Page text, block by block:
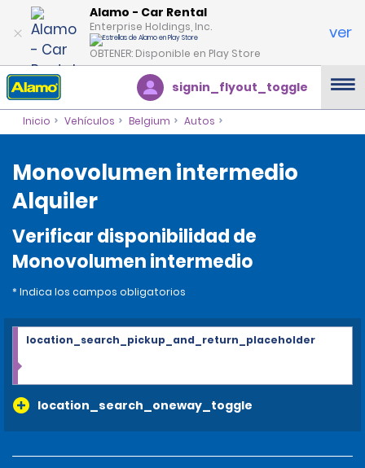
Alamo - Car Rental
Enterprise Holdings, Inc.
OBTENER: Disponible en Play Store
ver
signin_flyout_toggle
Inicio Vehículos Belgium Autos
Monovolumen intermedio
Alquiler
Verificar disponibilidad de
Monovolumen intermedio
* Indica los campos obligatorios
location_search_oneway_toggle
location_search_pickup_and_return_placeholder